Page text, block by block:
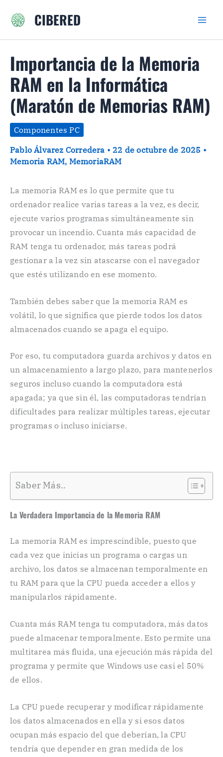
CIBERED
Importancia de la Memoria
RAM en la Informática
(Maratón de Memorias RAM)
Componentes PC
Pablo Álvarez Corredera • 22 de octubre de 2025 •
Memoria RAM, MemoriaRAM
La memoria RAM es lo que permite que tu
ordenador realice varias tareas a la vez, es decir,
ejecute varios programas simultáneamente sin
provocar un incendio. Cuanta más capacidad de
RAM tenga tu ordenador, más tareas podrá
gestionar a la vez sin atascarse con el navegador
que estés utilizando en ese momento.
También debes saber que la memoria RAM es
volátil, lo que significa que pierde todos los datos
almacenados cuando se apaga el equipo.
Por eso, tu computadora guarda archivos y datos en
un almacenamiento a largo plazo, para mantenerlos
seguros incluso cuando la computadora está
apagada; ya que sin él, las computadoras tendrían
dificultades para realizar múltiples tareas, ejecutar
programas o incluso iniciarse.
Saber Más..
La Verdadera Importancia de la Memoria RAM
La memoria RAM es imprescindible, puesto que
cada vez que inicias un programa o cargas un
archivo, los datos se almacenan temporalmente en
tu RAM para que la CPU pueda acceder a ellos y
manipularlos rápidamente.
Cuanta más RAM tenga tu computadora, más datos
puede almacenar temporalmente. Esto permite una
multitarea más fluida, una ejecución más rápida del
programa y permite que Windows use casi el 50%
de ellos.
La CPU puede recuperar y modificar rápidamente
los datos almacenados en ella y si esos datos
ocupan más espacio del que deberían, la CPU
tendría que depender en gran medida de los